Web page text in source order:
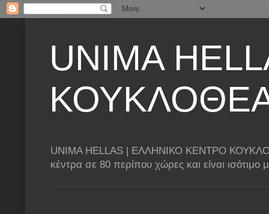
UNIMA
UNIMA HELLAS | ΕΛΛΗΝΙΚΟ ΚΕΝΤΡΟ
κέντρα σε 80 περίπου χώρες και είναι